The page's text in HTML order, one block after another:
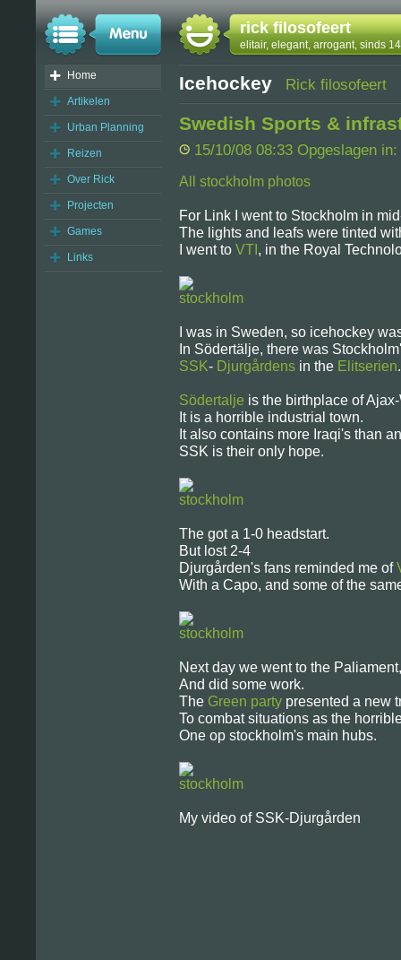
rick filosofeert
elitair, elegant, arrogant, sinds
Home
Artikelen
Urban Planning
Reizen
Over Rick
Projecten
Games
Links
Icehockey Rick filosofeert
Swedish Sports &
15/10/08 08:33 Opgeslagen in:
All stockholm photos
For Link I went to Stockholm in
The lights and leafs were tinted
I went to VTI , in the Royal
I was in Sweden, so icehockey
In Södertälje, there was
SSK- Djurgårdens in the Elitserien.
Södertalje is the birthplace of
It is a horrible industrial town.
It also contains more Iraqi's than
SSK is their only hope.
The got a 1-0 headstart.
But lost 2-4
Djurgården's fans reminded me of
With a Capo, and some of the
Next day we went to the
And did some work.
The Green party presented a new
To combat situations as the
One op stockholm's main hubs.
My video of SSK-Djurgården